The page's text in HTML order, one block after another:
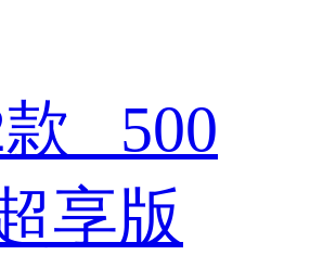
款 500
享版